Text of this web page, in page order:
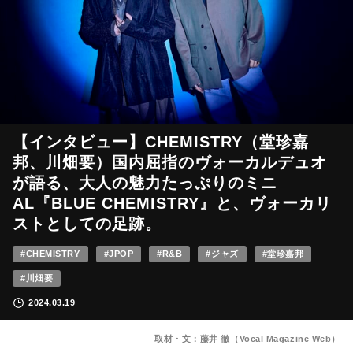
【インタビュー】CHEMISTRY（堂珍嘉
邦、川畑要）国内屈指のヴォーカルデュオ
が語る、大人の魅力たっぷりのミニ
AL『BLUE CHEMISTRY』と、ヴォーカリ
ストとしての足跡。
#CHEMISTRY #JPOP #R&B #ジャズ #堂珍嘉邦
#川畑要
2024.03.19
取材・文：藤井 徹（Vocal Magazine Web）